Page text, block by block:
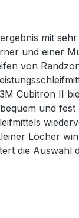
mit
und einer
von
Cubitron II
und
Löcher
die Auswahl